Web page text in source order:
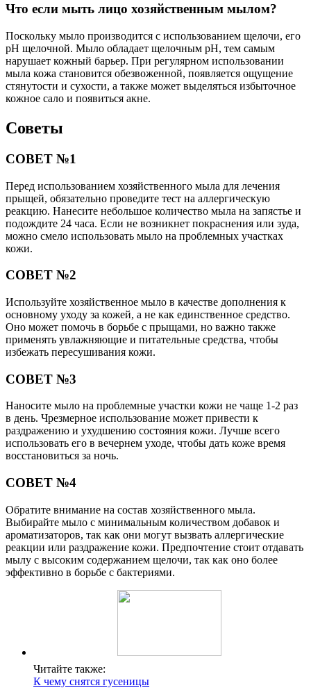
Что если мыть лицо хозяйственным мылом?
Поскольку мыло производится с использованием щелочи, его
pH щелочной. Мыло обладает щелочным рН, тем самым
нарушает кожный барьер. При регулярном использовании
мыла кожа становится обезвоженной, появляется ощущение
стянутости и сухости, а также может выделяться избыточное
кожное сало и появиться акне.
Советы
СОВЕТ №1
Перед использованием хозяйственного мыла для лечения
прыщей, обязательно проведите тест на аллергическую
реакцию. Нанесите небольшое количество мыла на запястье и
подождите 24 часа. Если не возникнет покраснения или зуда,
можно смело использовать мыло на проблемных участках
кожи.
СОВЕТ №2
Используйте хозяйственное мыло в качестве дополнения к
основному уходу за кожей, а не как единственное средство.
Оно может помочь в борьбе с прыщами, но важно также
применять увлажняющие и питательные средства, чтобы
избежать пересушивания кожи.
СОВЕТ №3
Наносите мыло на проблемные участки кожи не чаще 1-2 раз
в день. Чрезмерное использование может привести к
раздражению и ухудшению состояния кожи. Лучше всего
использовать его в вечернем уходе, чтобы дать коже время
восстановиться за ночь.
СОВЕТ №4
Обратите внимание на состав хозяйственного мыла.
Выбирайте мыло с минимальным количеством добавок и
ароматизаторов, так как они могут вызвать аллергические
реакции или раздражение кожи. Предпочтение стоит отдавать
мылу с высоким содержанием щелочи, так как оно более
эффективно в борьбе с бактериями.
Читайте также:
К чему снятся гусеницы